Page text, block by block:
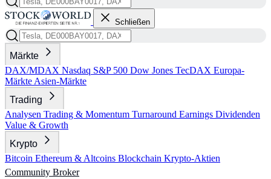
Schließen
Märkte
DAX/MDAX Nasdaq S&P 500 Dow Jones TecDAX Europa-
Märkte Asien-Märkte
Trading
Analysen Trading & Momentum Turnaround Earnings Dividenden
Value & Growth
Krypto
Bitcoin Ethereum & Altcoins Blockchain Krypto-Aktien
Community Broker